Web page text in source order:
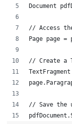
Document
// Access
Page page =
// Create a
// Save the